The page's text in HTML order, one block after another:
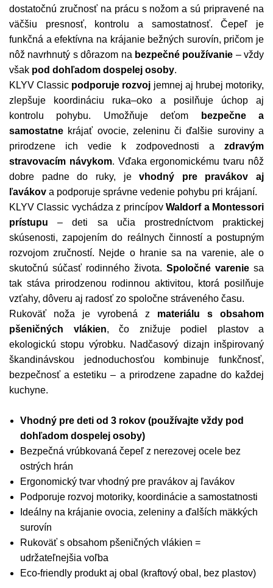
dostatočnú zručnosť na prácu s nožom a sú pripravené na
väčšiu presnosť, kontrolu a samostatnosť. Čepeľ je
funkčná a efektívna na krájanie bežných surovín, pričom je
nôž navrhnutý s dôrazom na bezpečné používanie – vždy
však pod dohľadom dospelej osoby.
KLYV Classic podporuje rozvoj jemnej aj hrubej motoriky,
zlepšuje koordináciu ruka–oko a posilňuje úchop aj
kontrolu pohybu. Umožňuje deťom
bezpečne a
samostatne krájať ovocie, zeleninu či ďalšie suroviny a
prirodzene ich vedie k zodpovednosti a zdravým
stravovacím návykom. Vďaka ergonomickému tvaru nôž
dobre padne do ruky, jevhodný pre pravákov aj
ľavákov a podporuje správne vedenie pohybu pri krájaní.
KLYV Classic vychádza z princípovWaldorf a Montessori
prístupu – deti sa učia prostredníctvom praktickej
skúsenosti, zapojením do reálnych činností a postupným
rozvojom zručností. Nejde o hranie sa na varenie, ale o
skutočnú súčasť rodinného života. Spoločné varenie sa
tak stáva prirodzenou rodinnou aktivitou, ktorá posilňuje
vzťahy, dôveru aj radosť zo spoločne stráveného času.
Rukoväť noža je vyrobená z materiálu s obsahom
pšeničných vlákien, čo znižuje podiel plastov a
ekologickú stopu výrobku. Nadčasový dizajn inšpirovaný
škandinávskou jednoduchosťou kombinuje funkčnosť,
bezpečnosť a estetiku – a prirodzene zapadne do každej
kuchyne.
Vhodný pre deti od 3 rokov (používajte vždy pod
dohľadom dospelej osoby)
Bezpečná vrúbkovaná čepeľ z nerezovej ocele bez
ostrých hrán
Ergonomický tvar vhodný pre pravákov aj ľavákov
Podporuje rozvoj motoriky, koordinácie a samostatnosti
Ideálny na krájanie ovocia, zeleniny a ďalších mäkkých
surovín
Rukoväť s obsahom pšeničných vlákien =
udržateľnejšia voľba
Eco-friendly produkt aj obal (kraftový obal, bez plastov)